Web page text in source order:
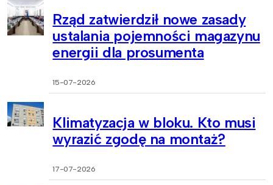
Rząd zatwierdził nowe zasady
ustalania pojemności magazynu
energii dla prosumenta
15-07-2026
Klimatyzacja w bloku. Kto musi
wyrazić zgodę na montaż?
17-07-2026